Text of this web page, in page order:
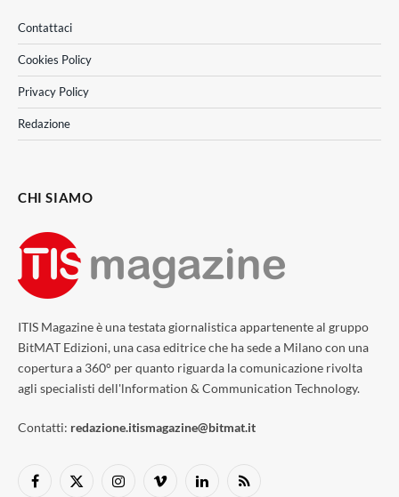
Contattaci
Cookies Policy
Privacy Policy
Redazione
CHI SIAMO
ITIS Magazine è una testata giornalistica appartenente al gruppo
BitMAT Edizioni, una casa editrice che ha sede a Milano con una
copertura a 360° per quanto riguarda la comunicazione rivolta
agli specialisti dell'lnformation & Communication Technology.
Contatti: redazione.itismagazine@bitmat.it
Facebook
X InstagramVimeo LinkedInRSS